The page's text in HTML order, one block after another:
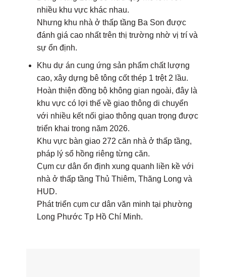
nhiều khu vực khác nhau.
Nhưng khu nhà ở thấp tầng Ba Son được
đánh giá cao nhất trên thị trường nhờ vị trí và
sự ổn định.
Khu dự án cung ứng sản phẩm chất lượng
cao, xây dựng bê tông cốt thép 1 trệt 2 lầu.
Hoàn thiện đồng bộ không gian ngoài, đây là
khu vực có lợi thế về giao thông di chuyển
với nhiều kết nối giao thông quan trọng được
triển khai trong năm 2026.
Khu vực bàn giao 272 căn nhà ở thấp tầng,
pháp lý sổ hồng riêng từng căn.
Cụm cư dân ổn định xung quanh liền kề với
nhà ở thấp tầng Thủ Thiêm, Thăng Long và
HUD.
Phát triển cụm cư dân văn minh tại phường
Long Phước Tp Hồ Chí Minh.